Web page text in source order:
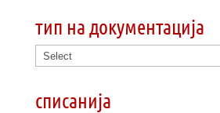
тип на документација
списанија